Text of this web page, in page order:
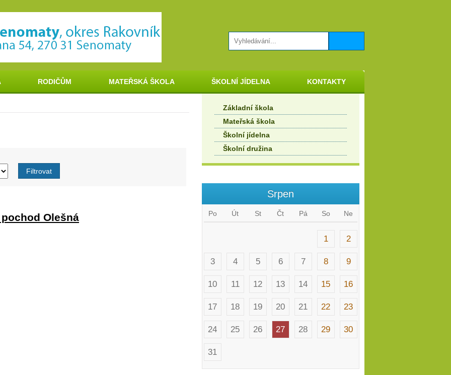
RODIČŮM MATEŘSKÁ ŠKOLA ŠKOLNÍ JÍDELNA KONTAKTY
Olešná
Základní škola
Mateřská škola
Školní jídelna
Školní družina
Srpen
Po Út St Čt Pá So Ne
1 2
3 4 5 6 7 8 9
10 11 12 13 14 15 16
17 18 19 20 21 22 23
24 25 26 27 28 29 30
31